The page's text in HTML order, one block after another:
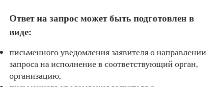
Ответ на запрос может быть подготовлен в
виде:
письменного уведомления заявителя о направлении
запроса на исполнение в соответствующий орган,
организацию,